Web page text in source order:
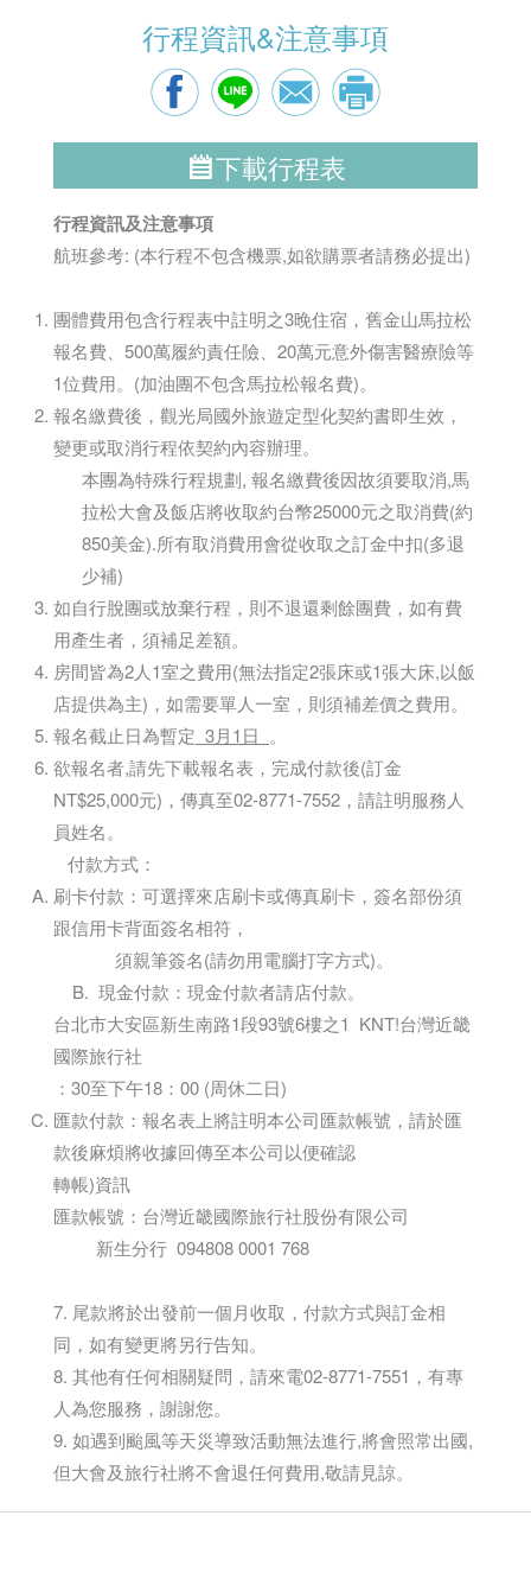
行程資訊&注意事項
下載行程表
行程資訊及注意事項
航班參考: (本行程不包含機票,如欲購票者請務必提出)
團體費用包含行程表中註明之3晚住宿，舊金山馬拉松
報名費、500萬履約責任險、20萬元意外傷害醫療險等
1位費用。(加油團不包含馬拉松報名費)。
報名繳費後，觀光局國外旅遊定型化契約書即生效，
變更或取消行程依契約內容辦理。
本團為特殊行程規劃, 報名繳費後因故須要取消,馬
拉松大會及飯店將收取約台幣25000元之取消費(約
850美金).所有取消費用會從收取之訂金中扣(多退
少補)
如自行脫團或放棄行程，則不退還剩餘團費，如有費
用產生者，須補足差額。
房間皆為2人1室之費用(無法指定2張床或1張大床,以飯
店提供為主)，如需要單人一室，則須補差價之費用。
報名截止日為暫定 3月1日 。
欲報名者,請先下載報名表，完成付款後(訂金
NT$25,000元)，傳真至02-8771-7552，請註明服務人
員姓名。
付款方式：
刷卡付款：可選擇來店刷卡或傳真刷卡，簽名部份須
跟信用卡背面簽名相符，
須親筆簽名(請勿用電腦打字方式)。
B. 現金付款：現金付款者請店付款。
台北市大安區新生南路1段93號6樓之1 KNT!台灣近畿
國際旅行社
：30至下午18：00 (周休二日)
匯款付款：報名表上將註明本公司匯款帳號，請於匯
款後麻煩將收據回傳至本公司以便確認
轉帳)資訊
匯款帳號：台灣近畿國際旅行社股份有限公司
新生分行 094808 0001 768
7. 尾款將於出發前一個月收取，付款方式與訂金相
同，如有變更將另行告知。
8. 其他有任何相關疑問，請來電02-8771-7551，有專
人為您服務，謝謝您。
9. 如遇到颱風等天災導致活動無法進行,將會照常出國,
但大會及旅行社將不會退任何費用,敬請見諒。